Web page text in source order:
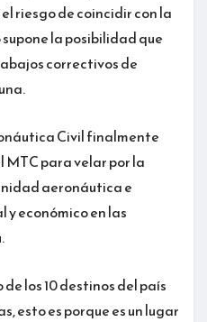
riesgo de coincidir con la
la posibilidad que
correctivos de
Civil finalmente
para velar por la
aeronáutica e
y económico en las
los 10 destinos del país
esto es porque es un lugar